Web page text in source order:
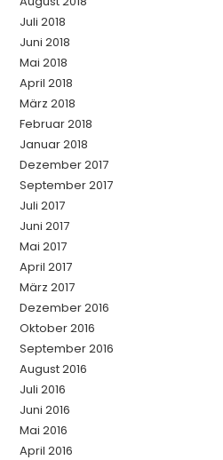
Juli 2018
Juni 2018
Mai 2018
April 2018
März 2018
Februar 2018
Januar 2018
Dezember 2017
September 2017
Juli 2017
Juni 2017
Mai 2017
April 2017
März 2017
Dezember 2016
Oktober 2016
September 2016
August 2016
Juli 2016
Juni 2016
Mai 2016
April 2016